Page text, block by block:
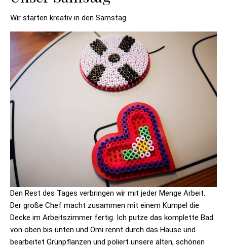
Wir starten kreativ in den Samstag.
Den Rest des Tages verbringen wir mit jeder Menge Arbeit.
Der große Chef macht zusammen mit einem Kumpel die
Decke im Arbeitszimmer fertig. Ich putze das komplette Bad
von oben bis unten und Omi rennt durch das Hause und
bearbeitet Grünpflanzen und poliert unsere alten, schönen